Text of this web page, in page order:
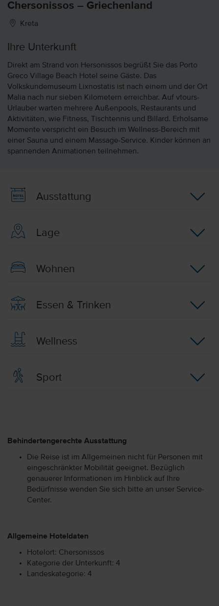
Chersonissos – Griechenland
Kreta
Ihre Unterkunft
Direkt am Strand von Hersonissos begrüßt Sie das Porto
Greco Village Beach Hotel seine Gäste. Das
Volkskundemuseum Lixnostatis ist nach einem und der Ort
Malia nach nur sieben Kilometern erreichbar. Auf vtours-
Urlauber warten mehrere Außenpools, Restaurants und
Aktivitäten, wie Fitness, Tischtennis und Billard. Erholsame
Momente verspricht ein Besuch im Wellness-Bereich mit
einer Sauna und einem Massage-Service. Kinder können an
spannenden Animationen teilnehmen.
Ausstattung
Lage
Wohnen
Essen & Trinken
Wellness
Sport
Behindertengerechte Ausstattung
Die Reise ist im Allgemeinen nicht für Personen mit
eingeschränkter Mobilität geeignet. Bezüglich
genauerer Informationen im Hinblick auf Ihre
Bedürfnisse wenden Sie sich bitte an unser Service-
Center.
Allgemeine Hoteldaten
Hotelort: Chersonissos
Kategorie der Unterkunft: 4
Landeskategorie: 4